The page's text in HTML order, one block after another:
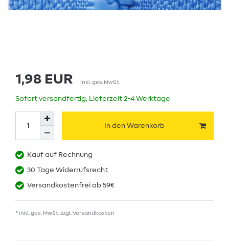
1,98 EUR inkl. ges. MwSt.
Sofort versandfertig, Lieferzeit 2-4 Werktage
In den Warenkorb
Kauf auf Rechnung
30 Tage Widerrufsrecht
Versandkostenfrei ab 59€
* inkl. ges. MwSt. zzgl.Versandkosten